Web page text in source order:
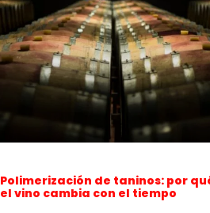
Polimerización de taninos: por
el vino cambia con el tiempo